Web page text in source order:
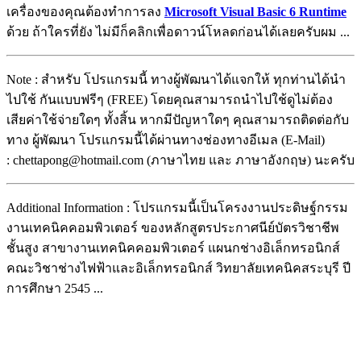
เครื่องของคุณต้องทำการลง Microsoft Visual Basic 6 Runtime
ด้วย ถ้าใครที่ยัง ไม่มีก็คลิกเพื่อดาวน์โหลดก่อนได้เลยครับผม ...
Note : สำหรับ โปรแกรมนี้ ทางผู้พัฒนาได้แจกให้ ทุกท่านได้นำ
ไปใช้ กันแบบฟรีๆ (FREE) โดยคุณสามารถนำไปใช้ดูไม่ต้อง
เสียค่าใช้จ่ายใดๆ ทั้งสิ้น หากมีปัญหาใดๆ คุณสามารถติดต่อกับ
ทาง ผู้พัฒนา โปรแกรมนี้ได้ผ่านทางช่องทางอีเมล (E-Mail)
: chettapong@hotmail.com (ภาษาไทย และ ภาษาอังกฤษ) นะครับ
Additional Information : โปรแกรมนี้เป็นโครงงานประดิษฐ์กรรม
งานเทคนิคคอมพิวเตอร์ ของหลักสูตรประกาศนีย์บัตรวิชาชีพ
ชั้นสูง สาขางานเทคนิคคอมพิวเตอร์ แผนกช่างอิเล็กทรอนิกส์
คณะวิชาช่างไฟฟ้าและอิเล็กทรอนิกส์ วิทยาลัยเทคนิคสระบุรี ปี
การศึกษา 2545 ...